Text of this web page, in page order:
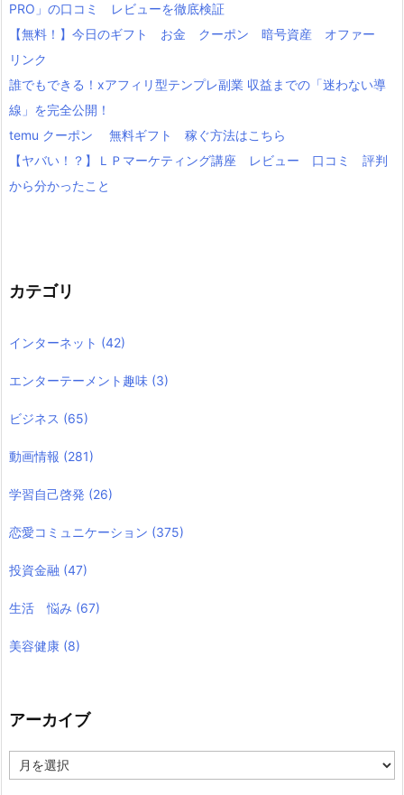
PRO」の口コミ レビューを徹底検証
【無料！】今日のギフト お金 クーポン 暗号資産 オファー
リンク
誰でもできる！xアフィリ型テンプレ副業 収益までの「迷わない導
線」を完全公開！
temu クーポン 無料ギフト 稼ぐ方法はこちら
【ヤバい！？】ＬＰマーケティング講座 レビュー 口コミ 評判
から分かったこと
カテゴリ
インターネット (42)
エンターテーメント趣味 (3)
ビジネス (65)
動画情報 (281)
学習自己啓発 (26)
恋愛コミュニケーション (375)
投資金融 (47)
生活 悩み (67)
美容健康 (8)
アーカイブ
ー